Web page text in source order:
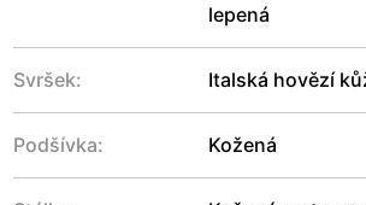
lepená
Svršek: Italská hovězí
Podšívka: Kožená